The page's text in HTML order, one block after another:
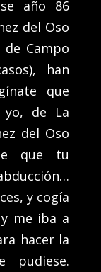
año 86
del Oso
Campo
han
que
yo, de La
del Oso
que tu
y cogía
me iba a
hacer la
pudiese.